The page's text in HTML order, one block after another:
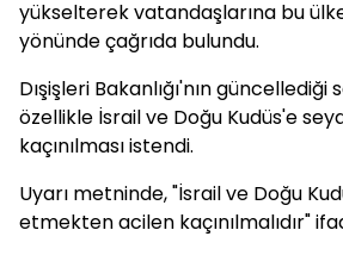
yükselterek vatandaşlarına bu
yönünde çağrıda bulundu.
Dışişleri Bakanlığı'nın güncellediği
özellikle İsrail ve Doğu Kudüs'e
kaçınılması istendi.
Uyarı metninde, "İsrail ve Doğu
etmekten acilen kaçınılmalıdır"